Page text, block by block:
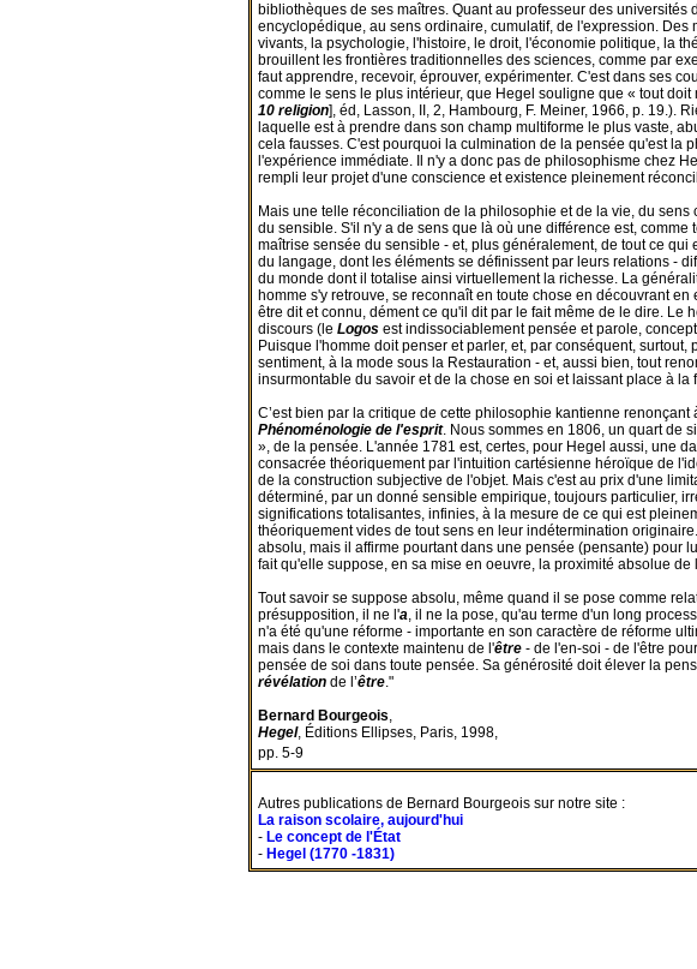
bibliothèques de ses maîtres. Quant au professeur des
encyclopédique, au sens ordinaire, cumulatif, de l'expression.
vivants, la psychologie, l'histoire, le droit, l'économie politique, la
brouillent les frontières traditionnelles des sciences, comme par
faut apprendre, recevoir, éprouver, expérimenter. C'est dans ses
comme le sens le plus intérieur, que Hegel souligne que « tout
10 religion], éd, Lasson, II, 2, Hambourg, F. Meiner, 1966, p. 19.).
laquelle est à prendre dans son champ multiforme le plus vaste,
cela fausses. C'est pourquoi la culmination de la pensée qu'est la
l'expérience immédiate. Il n'y a donc pas de philosophisme chez
rempli leur projet d'une conscience et existence pleinement
Mais une telle réconciliation de la philosophie et de la vie, du
du sensible. S'il n'y a de sens que là où une différence est,
maîtrise sensée du sensible - et, plus généralement, de tout ce
du langage, dont les éléments se définissent par leurs relations -
du monde dont il totalise ainsi virtuellement la richesse. La
homme s'y retrouve, se reconnaît en toute chose en découvrant
être dit et connu, dément ce qu'il dit par le fait même de le dire.
discours (le Logos est indissociablement pensée et parole,
Puisque l'homme doit penser et parler, et, par conséquent,
sentiment, à la mode sous la Restauration - et, aussi bien, tout
insurmontable du savoir et de la chose en soi et laissant place à la
C’est bien par la critique de cette philosophie kantienne
Phénoménologie de l'esprit. Nous sommes en 1806, un quart de
», de la pensée. L'année 1781 est, certes, pour Hegel aussi, une
consacrée théoriquement par l'intuition cartésienne héroïque de
de la construction subjective de l'objet. Mais c'est au prix d'une
déterminé, par un donné sensible empirique, toujours particulier,
significations totalisantes, infinies, à la mesure de ce qui est
théoriquement vides de tout sens en leur indétermination
absolu, mais il affirme pourtant dans une pensée (pensante) pour
fait qu'elle suppose, en sa mise en oeuvre, la proximité absolue de
Tout savoir se suppose absolu, même quand il se pose comme
présupposition, il ne l'a, il ne la pose, qu'au terme d'un long
n'a été qu'une réforme - importante en son caractère de réforme
mais dans le contexte maintenu de l'être- de l'en-soi - de l'être
pensée de soi dans toute pensée. Sa générosité doit élever la
révélationde l’être."
Bernard Bourgeois,
Hegel, Éditions Ellipses, Paris, 1998,
pp. 5-9
Autres publications de Bernard Bourgeois sur notre site :
La raison scolaire, aujourd'hui
- Le concept de l'État
- Hegel (1770 -1831)